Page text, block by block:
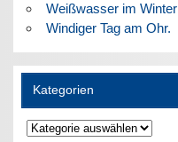
Weißwasser im Winter
Windiger Tag am Ohr.
Kategorien
Kategorien